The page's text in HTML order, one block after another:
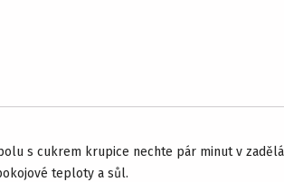
s cukrem krupice nechte pár minut v
teploty a sůl.